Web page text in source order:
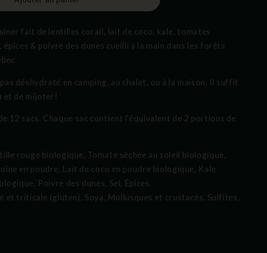
fait de lentilles corail, lait de coco, kale, tomates
épices & poivre des dunes cueilli à la main dans les forêts
déshydraté en camping, au chalet, ou à la maison. Il suffit
et de mijoter!
12 sacs. Chaque sac contient l'équivalent de 2 portions de
rouge biologique, Tomate séchée au soleil biologique,
en poudre, Lait de coco en poudre biologique, Kale
Poivre des dunes, Sel, Épices.
et triticale (gluten), Soya, Mollusques et crustacés, Sulfites,